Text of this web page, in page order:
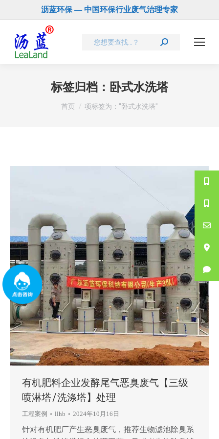
沥蓝环保 — 中国环保行业废气治理专家
Search:
标签归档： 卧式水洗塔
您在这里：
首页 项标签为："卧式水洗塔"
有机肥料企业发酵尾气恶臭废气【三级
喷淋塔/洗涤塔】处理
工程案例 llhb 2024年10月16日
针对有机肥厂产生恶臭废气，推荐生物滤池除臭系